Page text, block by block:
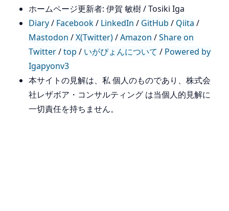
ホームページ更新者: 伊賀 敏樹 / Tosiki Iga
Diary/ Facebook/ LinkedIn / GitHub / Qiita /
Mastodon /X(Twitter)/Amazon /Share on
Twitter/top / いがぴょんについて / Powered by
Igapyonv3
本サイトの見解は、私 個人のものであり、株式会
社レザボア・コンサルティング は当個人的見解に
一切責任を持ちません。